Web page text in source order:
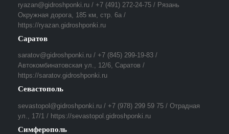
ryazan@gidroshponki.ru / +7 (491) 272-24-75 / Рязань
Окружная дорога, 185 км, стр. 6а /
https://ryazan.gidroshponki.ru
Саратов
saratov@gidroshponki.ru / +7 (845) 299-19-83 /
Автокомбинатовская ул., 12/6, Саратов /
https://saratov.gidroshponki.ru
Севастополь
sevastopol@gidroshponki.ru / +7 (978) 299 59 75 / Отрадная
ул., 17/1 / https://sevastopol.gidroshponki.ru
Симферополь